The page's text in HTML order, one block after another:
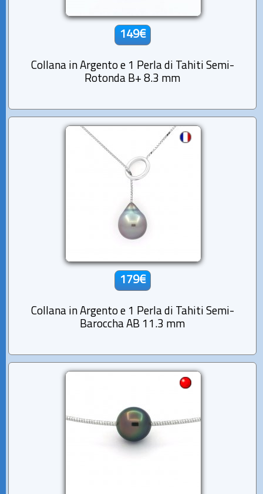
149€
Collana in Argento e 1 Perla di Tahiti Semi-
Rotonda B+ 8.3 mm
179€
Collana in Argento e 1 Perla di Tahiti Semi-
Baroccha AB 11.3 mm